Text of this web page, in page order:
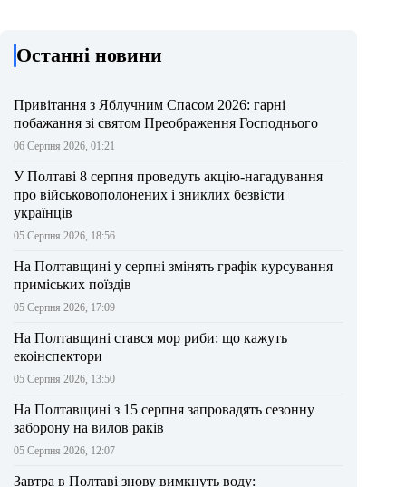
Останні новини
Привітання з Яблучним Спасом 2026: гарні
побажання зі святом Преображення Господнього
06 Серпня 2026, 01:21
У Полтаві 8 серпня проведуть акцію-нагадування
про військовополонених і зниклих безвісти
українців
05 Серпня 2026, 18:56
На Полтавщині у серпні змінять графік курсування
приміських поїздів
05 Серпня 2026, 17:09
На Полтавщині стався мор риби: що кажуть
екоінспектори
05 Серпня 2026, 13:50
На Полтавщині з 15 серпня запровадять сезонну
заборону на вилов раків
05 Серпня 2026, 12:07
Завтра в Полтаві знову вимкнуть воду: